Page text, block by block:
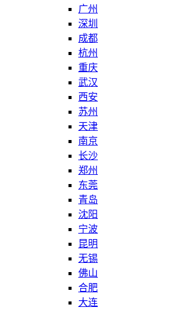
广州
深圳
成都
杭州
重庆
武汉
西安
苏州
天津
南京
长沙
郑州
东莞
青岛
沈阳
宁波
昆明
无锡
佛山
合肥
大连